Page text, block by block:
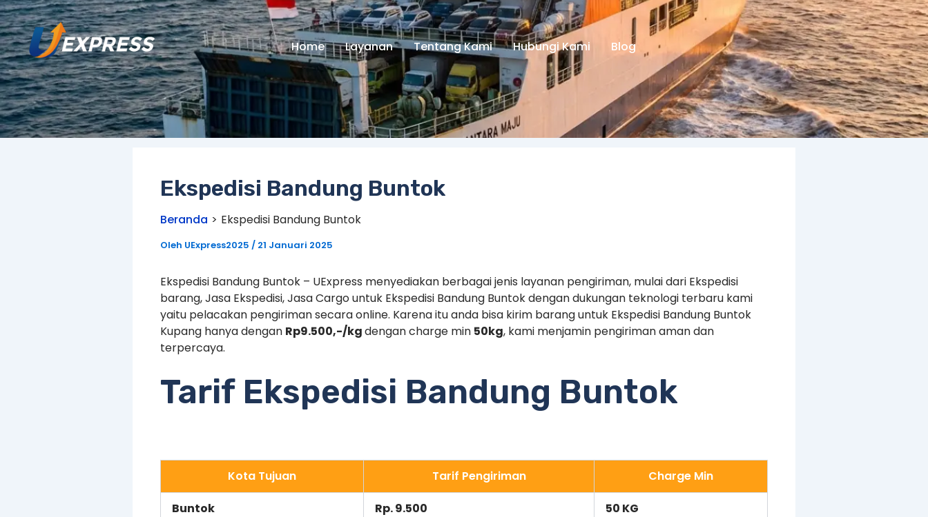
Lewati
ke
konten
Home Layanan Tentang Kami Hubungi Kami Blog
Ekspedisi Bandung Buntok
Beranda Ekspedisi Bandung Buntok
Oleh UExpress2025 / 21 Januari 2025
Ekspedisi Bandung Buntok – UExpress menyediakan berbagai jenis layanan pengiriman, mulai dari Ekspedisi
barang, Jasa Ekspedisi, Jasa Cargo untuk Ekspedisi Bandung Buntok dengan dukungan teknologi terbaru kami
yaitu pelacakan pengiriman secara online. Karena itu anda bisa kirim barang untuk Ekspedisi Bandung Buntok
Kupang hanya dengan Rp9.500,-/kgdengan charge min 50kg, kami menjamin pengiriman aman dan
terpercaya.
Tarif Ekspedisi Bandung Buntok
Kota Tujuan Tarif Pengiriman Charge Min
Buntok Rp. 9.500 50 KG